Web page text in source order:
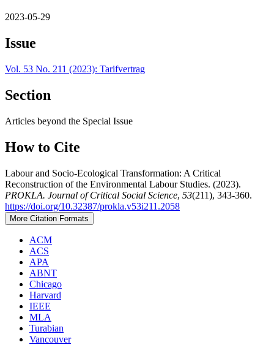
2023-05-29
Issue
Vol. 53 No. 211 (2023): Tarifvertrag
Section
Articles beyond the Special Issue
How to Cite
Labour and Socio-Ecological Transformation: A Critical
Reconstruction of the Environmental Labour Studies. (2023).
PROKLA. Journal of Critical Social Science, 53(211), 343-360.
https://doi.org/10.32387/prokla.v53i211.2058
More Citation Formats
ACM
ACS
APA
ABNT
Chicago
Harvard
IEEE
MLA
Turabian
Vancouver